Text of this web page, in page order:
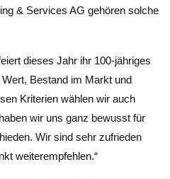
& Services AG gehören solche
dieses Jahr ihr 100-jähriges
Bestand im Markt und
Kriterien wählen wir auch
wir uns ganz bewusst für
Wir sind sehr zufrieden
weiterempfehlen.“